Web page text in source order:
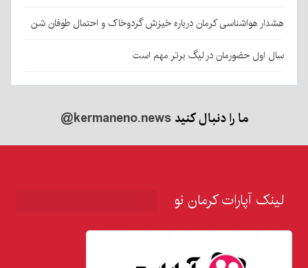
هشدار هواشناسی کرمان درباره خیزش گردوخاک و احتمال طوفان شن
سال اول حضورمان در لیگ برتر مهم است
ما را دنبال کنید@kermaneno.news
لینک آپارات کرمان نو